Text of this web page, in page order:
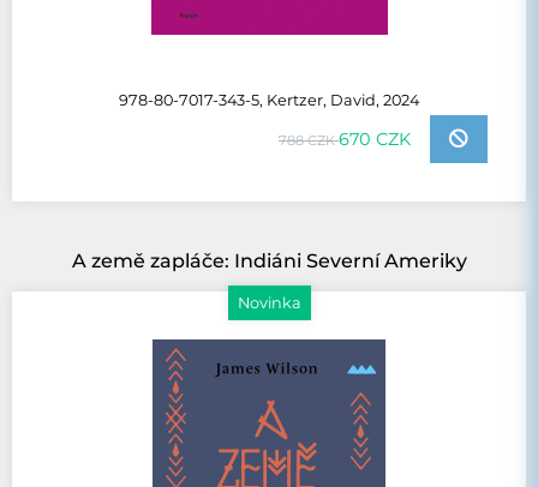
978-80-7017-343-5, Kertzer, David, 2024
788 CZK670 CZK
Novinka
A země zapláče: Indiáni Severní Ameriky